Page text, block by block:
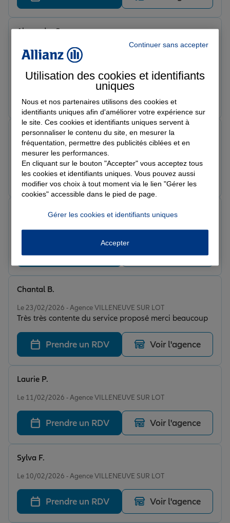
Le 24/02/2026 - Agence VILLENEUVE SUR LOT
Très bonne agence d'assurance Les tarifs sont
raisonnables Le patron et les agents sont à l'écoute, ils
font tout pour nous donner les bons conseils À
Alexandre S.
Prendre un RDV Voir l'agence
Note de 5 sur 5
Le 23/02/2026 - Agence VILLENEUVE SUR LOT
pascal f.
Prendre un RDV Voir l'agence
Le 23/02/2026 - Agence VILLENEUVE SUR LOT
Patrice M.
Prendre un RDV Voir l'agence
Le 23/02/2026 - Agence VILLENEUVE SUR LOT
Très très contente du service proposé merci beaucoup
Chantal B.
Prendre un RDV Voir l'agence
Le 11/02/2026 - Agence VILLENEUVE SUR LOT
Laurie P.
Prendre un RDV Voir l'agence
Le 10/02/2026 - Agence VILLENEUVE SUR LOT
Sylva F.
Prendre un RDV Voir l'agence
Continuer sans accepter
Utilisation des cookies et identifiants
uniques
Nous et nos partenaires utilisons des cookies et
identifiants uniques afin d'améliorer votre expérience sur
le site. Ces cookies et identifiants uniques servent à
personnaliser le contenu du site, en mesurer la
fréquentation, permettre des publicités ciblées et en
mesurer les performances.
En cliquant sur le bouton "Accepter" vous acceptez tous
les cookies et identifiants uniques. Vous pouvez aussi
modifier vos choix à tout moment via le lien "Gérer les
cookies" accessible dans le pied de page.
Gérer les cookies et identifiants uniques
Accepter